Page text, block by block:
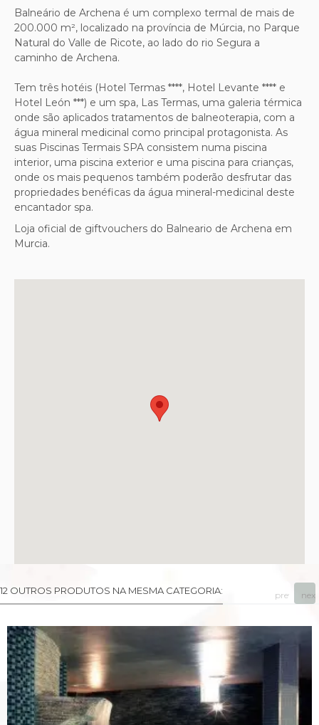
Balneário de Archena é um complexo termal de mais de
200.000 m², localizado na província de Múrcia, no Parque
Natural do Valle de Ricote, ao lado do rio Segura a
caminho de Archena.
Tem três hotéis (Hotel Termas ****, Hotel Levante **** e
Hotel León ***) e um spa, Las Termas, uma galeria térmica
onde são aplicados tratamentos de balneoterapia, com a
água mineral medicinal como principal protagonista. As
suas Piscinas Termais SPA consistem numa piscina
interior, uma piscina exterior e uma piscina para crianças,
onde os mais pequenos também poderão desfrutar das
propriedades benéficas da água mineral-medicinal deste
encantador spa.
Loja oficial de giftvouchers do Balneario de Archena em
Murcia.
12 OUTROS PRODUTOS NA MESMA CATEGORIA: prev next